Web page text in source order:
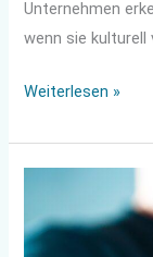
Unternehmen
wenn sie
Weiterlesen »
Wochen